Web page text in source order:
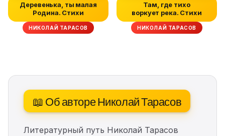
Деревенька, ты малая
Родина. Стихи
НИКОЛАЙ ТАРАСОВ
Там, где тихо
воркует река. Стихи
НИКОЛАЙ ТАРАСОВ
📖 Об авторе Николай Тарасов
Литературный путь Николай Тарасов